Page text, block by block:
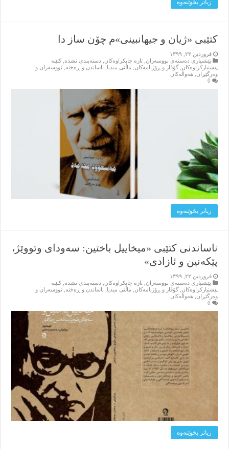
زیاتر بخوێنه‌وه‌
کتێبی «ژیان و جیھانبینی»م چۆن ساز دا
فروردین ۲۳, ۱۳۹۹
پێشنیاری ده‌سته‌ی نووسه‌ران ,تازه‌ چاپکراوه‌کان دسته‌بندی نشده ,کتێبه‌
پێشنیارکراوه‌کان ,گۆڤار و ڕۆژنامه‌کان ماڵتی میدیا ناساندن و ڕه‌خنه‌
نووسه‌ران و
وه‌رگێڕان
هه‌واڵه‌کان
0
زیاتر بخوێنه‌وه‌
ناساندنی کتێبی «میخاییل باختین: سەودای وتووێژ،
پێکەنین و ئازادی»
فروردین ۲۲, ۱۳۹۹
پێشنیاری ده‌سته‌ی نووسه‌ران ,تازه‌ چاپکراوه‌کان دسته‌بندی نشده ,کتێبه‌
پێشنیارکراوه‌کان ,گۆڤار و ڕۆژنامه‌کان ماڵتی میدیا ناساندن و ڕه‌خنه‌
نووسه‌ران و
وه‌رگێڕان
هه‌واڵه‌کان
0
زیاتر بخوێنه‌وه‌